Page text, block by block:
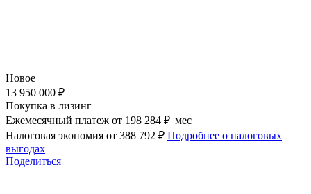
Новое
13 950 000 ₽
Покупка в лизинг
Ежемесячный платеж от 198 284 ₽| мес
Налоговая экономия от 388 792 ₽ Подробнее о налоговых
выгодах
Поделиться